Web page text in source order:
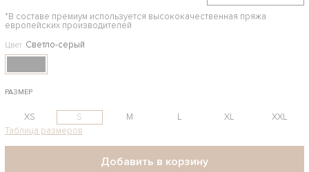
*В составе премиум используется высококачественная пряжа
европейских производителей
Цвет Светло-серый
РАЗМЕР
XS S M L XL
XXL
Таблица размеров
Добавить в корзину